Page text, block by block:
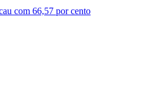
com 66,57 por cento